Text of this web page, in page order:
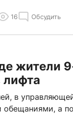
16 Обсудить
жители
лифта
в
обещаниями, а